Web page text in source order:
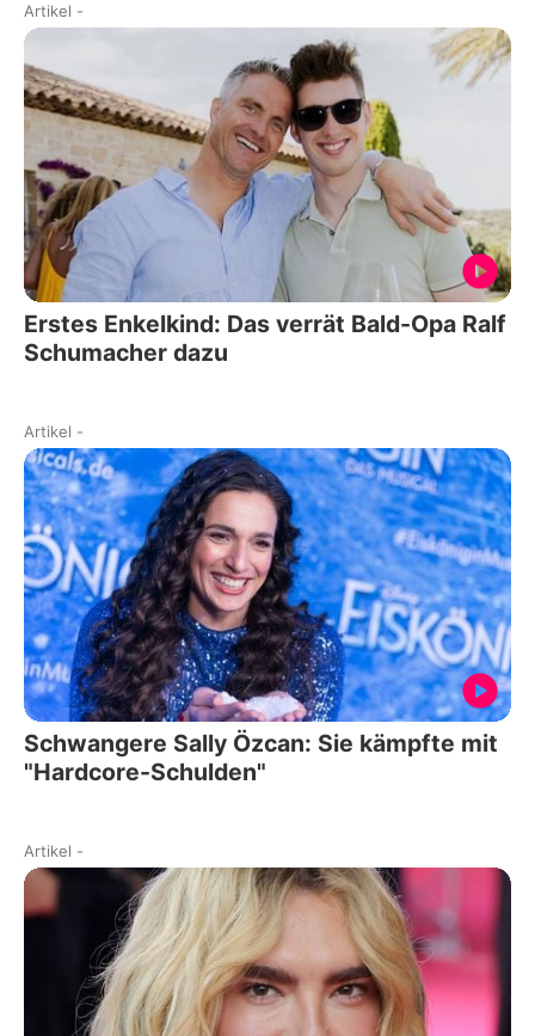
Artikel -
Erstes Enkelkind: Das verrät Bald-Opa Ralf
Schumacher dazu
Artikel -
Schwangere Sally Özcan: Sie kämpfte mit
"Hardcore-Schulden"
Artikel -